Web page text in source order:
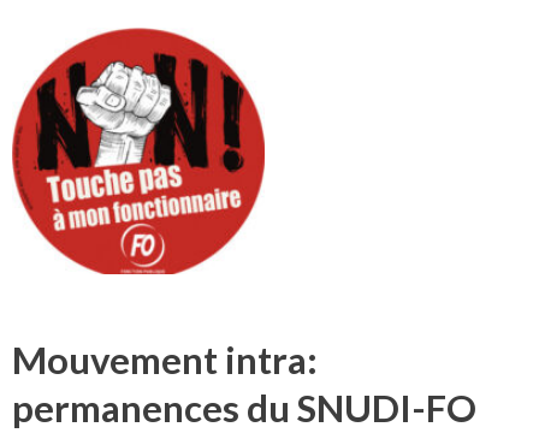
Mouvement intra:
permanences du SNUDI-FO